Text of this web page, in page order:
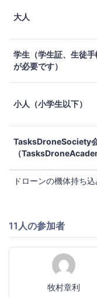
大人
学生（学生証、生徒
が必要です）
小人（小学生以下）
TasksDroneSociety
（
ドローンの機体持ち
11人の参加者
牧村章利